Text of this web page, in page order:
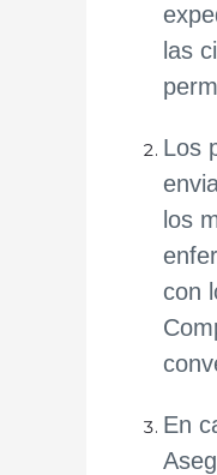
las
Los
los
con
En